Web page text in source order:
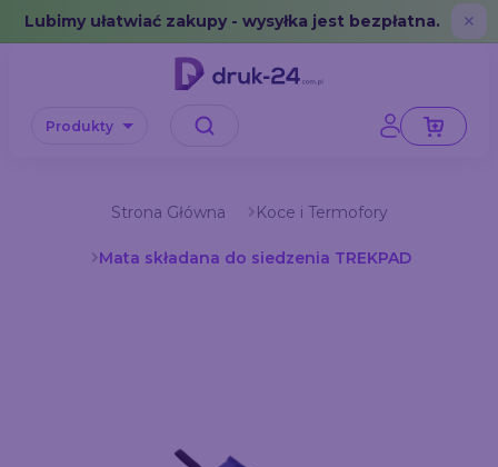
Error: No data in cache or invalid format
Lubimy ułatwiać zakupy - wysyłka jest bezpłatna. ✕
Produkty
Strona Główna Koce i Termofory
Mata składana do siedzenia TREKPAD